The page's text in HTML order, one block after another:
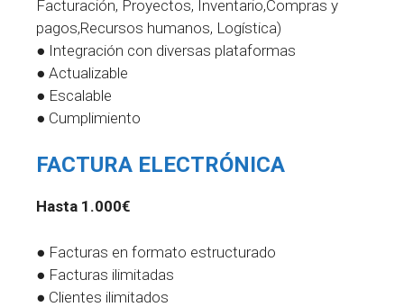
Facturación, Proyectos, Inventario,Compras y
pagos,Recursos humanos, Logística)
● Integración con diversas plataformas
● Actualizable
● Escalable
● Cumplimiento
FACTURA ELECTRÓNICA
Hasta 1.000€
● Facturas en formato estructurado
● Facturas ilimitadas
● Clientes ilimitados